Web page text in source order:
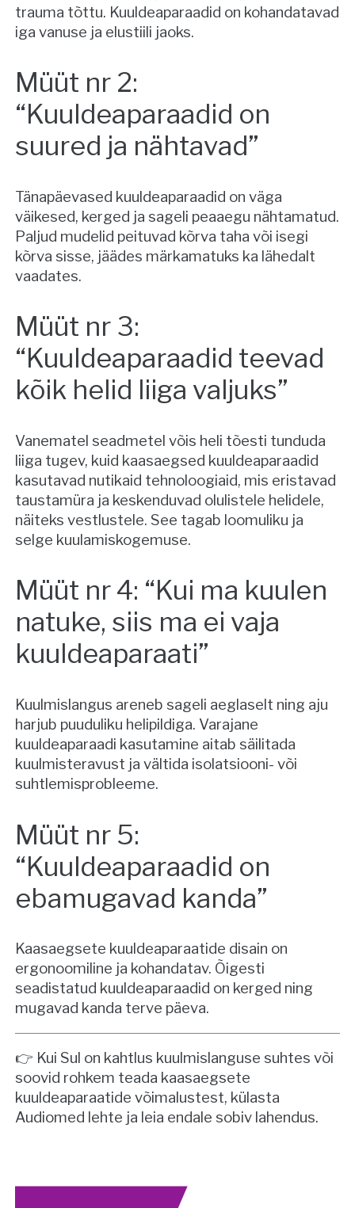
trauma tõttu. Kuuldeaparaadid on kohandatavad
iga vanuse ja elustiili jaoks.
Müüt nr 2:
“Kuuldeaparaadid on
suured ja nähtavad”
Tänapäevased kuuldeaparaadid on väga
väikesed, kerged ja sageli peaaegu nähtamatud.
Paljud mudelid peituvad kõrva taha või isegi
kõrva sisse, jäädes märkamatuks ka lähedalt
vaadates.
Müüt nr 3:
“Kuuldeaparaadid teevad
kõik helid liiga valjuks”
Vanematel seadmetel võis heli tõesti tunduda
liiga tugev, kuid kaasaegsed kuuldeaparaadid
kasutavad nutikaid tehnoloogiaid, mis eristavad
taustamüra ja keskenduvad olulistele helidele,
näiteks vestlustele. See tagab loomuliku ja
selge kuulamiskogemuse.
Müüt nr 4: “Kui ma kuulen
natuke, siis ma ei vaja
kuuldeaparaati”
Kuulmislangus areneb sageli aeglaselt ning aju
harjub puuduliku helipildiga. Varajane
kuuldeaparaadi kasutamine aitab säilitada
kuulmisteravust ja vältida isolatsiooni- või
suhtlemisprobleeme.
Müüt nr 5:
“Kuuldeaparaadid on
ebamugavad kanda”
Kaasaegsete kuuldeaparaatide disain on
ergonoomiline ja kohandatav. Õigesti
seadistatud kuuldeaparaadid on kerged ning
mugavad kanda terve päeva.
👉 Kui Sul on kahtlus kuulmislanguse suhtes või
soovid rohkem teada kaasaegsete
kuuldeaparaatide võimalustest, külasta
Audiomed lehte ja leia endale sobiv lahendus.